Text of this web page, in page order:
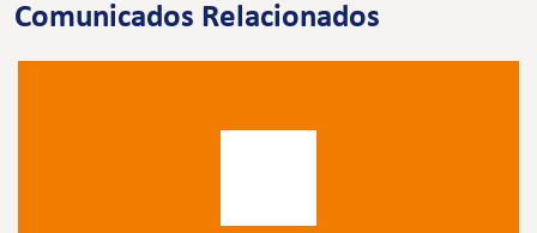
Comunicados Relacionados